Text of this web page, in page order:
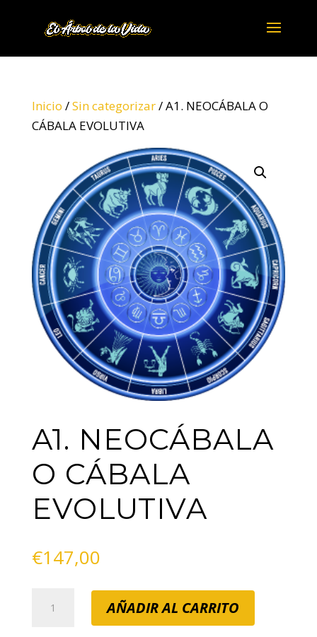
Inicio /Sin categorizar/ A1. NEOCÁBALA O
CÁBALA EVOLUTIVA
A1. NEOCÁBALA
O CÁBALA
EVOLUTIVA
€147,00
NEOCÁBALA
AÑADIR AL CARRITO